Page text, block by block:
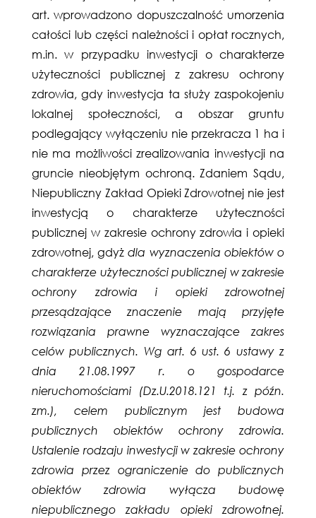
art. wprowadzono dopuszczalność umorzenia
całości lub części należności i opłat rocznych,
m.in. w przypadku inwestycji o charakterze
użyteczności publicznej z zakresu ochrony
zdrowia, gdy inwestycja ta służy zaspokojeniu
lokalnej społeczności, a obszar gruntu
podlegający wyłączeniu nie przekracza 1 ha i
nie ma możliwości zrealizowania inwestycji na
gruncie nieobjętym ochroną. Zdaniem Sądu,
Niepubliczny Zakład Opieki Zdrowotnej nie jest
inwestycją o charakterze użyteczności
publicznej w zakresie ochrony zdrowia i opieki
zdrowotnej, gdyż dla wyznaczenia obiektów o
charakterze użyteczności publicznej w zakresie
ochrony zdrowia i opieki zdrowotnej
przesądzające znaczenie mają przyjęte
rozwiązania prawne wyznaczające zakres
celów publicznych. Wg art. 6 ust. 6 ustawy z
dnia 21.08.1997 r. o gospodarce
nieruchomościami (Dz.U.2018.121 t.j. z późn.
zm.), celem publicznym jest budowa
publicznych obiektów ochrony zdrowia.
Ustalenie rodzaju inwestycji w zakresie ochrony
zdrowia przez ograniczenie do publicznych
obiektów zdrowia wyłącza budowę
niepublicznego zakładu opieki zdrowotnej.